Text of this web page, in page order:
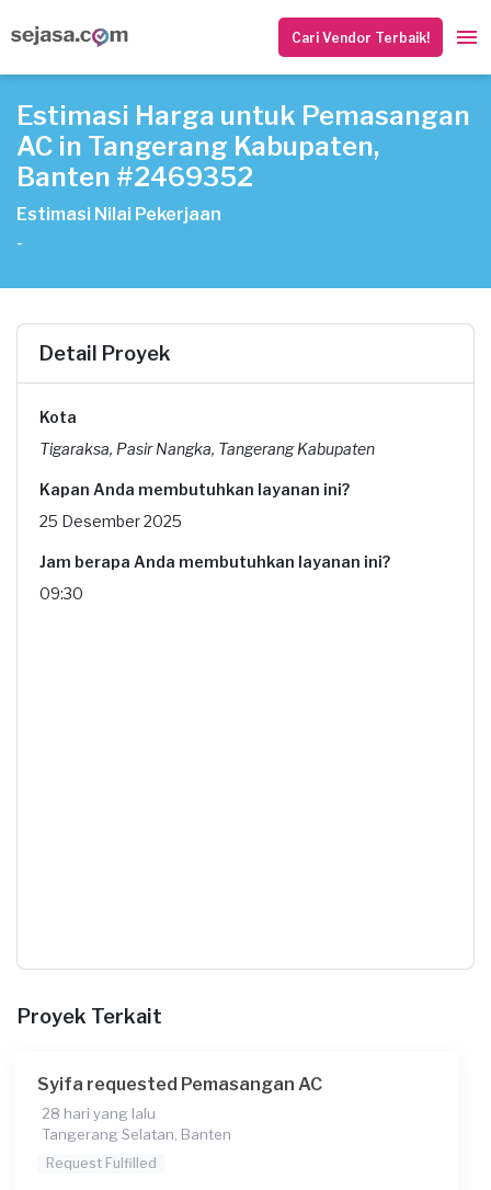
Cari Vendor Terbaik!
Estimasi Harga untuk Pemasangan
AC in Tangerang Kabupaten,
Banten #2469352
Estimasi Nilai Pekerjaan
-
Detail Proyek
Kota
Tigaraksa, Pasir Nangka, Tangerang Kabupaten
Kapan Anda membutuhkan layanan ini?
25 Desember 2025
Jam berapa Anda membutuhkan layanan ini?
09:30
Proyek Terkait
Syifa requested Pemasangan AC
28 hari yang lalu
Tangerang Selatan, Banten
Request Fulfilled